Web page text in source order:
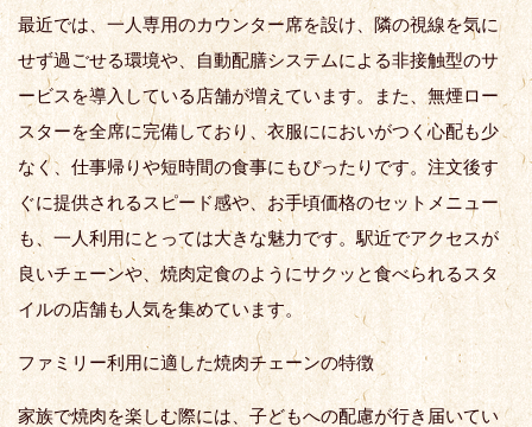
最近では、一人専用のカウンター席を設け、隣の視線を気に
せず過ごせる環境や、自動配膳システムによる非接触型のサ
ービスを導入している店舗が増えています。また、無煙ロー
スターを全席に完備しており、衣服ににおいがつく心配も少
なく、仕事帰りや短時間の食事にもぴったりです。注文後す
ぐに提供されるスピード感や、お手頃価格のセットメニュー
も、一人利用にとっては大きな魅力です。駅近でアクセスが
良いチェーンや、焼肉定食のようにサクッと食べられるスタ
イルの店舗も人気を集めています。
ファミリー利用に適した焼肉チェーンの特徴
家族で焼肉を楽しむ際には、子どもへの配慮が行き届いてい